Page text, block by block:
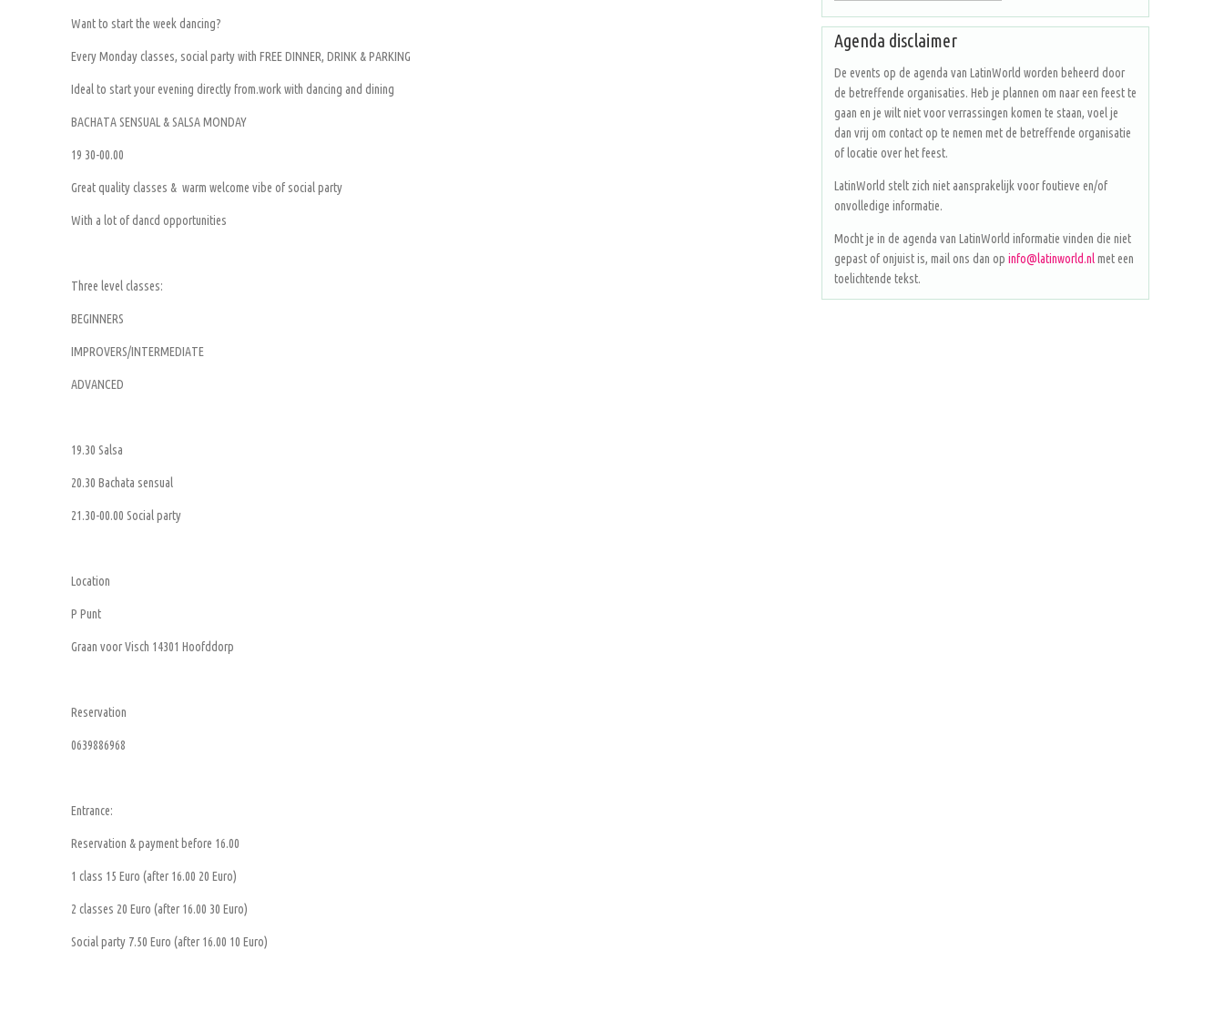
Want to start the week dancing?
Every Monday classes, social party with FREE DINNER, DRINK & PARKING
Ideal to start your evening directly from.work with dancing and dining
BACHATA SENSUAL & SALSA MONDAY
19 30-00.00
Great quality classes & warm welcome vibe of social party
With a lot of dancd opportunities
Three level classes:
BEGINNERS
IMPROVERS/INTERMEDIATE
ADVANCED
19.30 Salsa
20.30 Bachata sensual
21.30-00.00 Social party
Location
P Punt
Graan voor Visch 14301 Hoofddorp
Reservation
0639886968
Entrance:
Reservation & payment before 16.00
1 class 15 Euro (after 16.00 20 Euro)
2 classes 20 Euro (after 16.00 30 Euro)
Social party 7.50 Euro (after 16.00 10 Euro)
Agenda disclaimer
De events op de agenda van LatinWorld worden beheerd door
de betreffende organisaties. Heb je plannen om naar een feest te
gaan en je wilt niet voor verrassingen komen te staan, voel je
dan vrij om contact op te nemen met de betreffende organisatie
of locatie over het feest.
LatinWorld stelt zich niet aansprakelijk voor foutieve en/of
onvolledige informatie.
Mocht je in de agenda van LatinWorld informatie vinden die niet
gepast of onjuist is, mail ons dan op info@latinworld.nlmet een
toelichtende tekst.